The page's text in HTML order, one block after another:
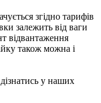
згідно тарифів
залежить від ваги
відвантаження
також можна і
у наших